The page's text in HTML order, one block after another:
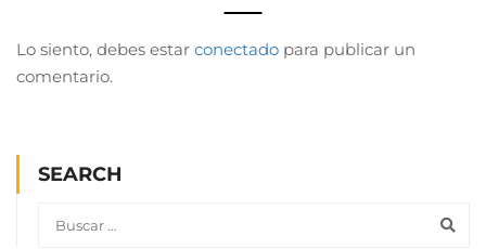
Lo siento, debes estar conectado para publicar un
comentario.
SEARCH